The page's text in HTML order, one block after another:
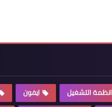
انظمة التشغيل ايفون